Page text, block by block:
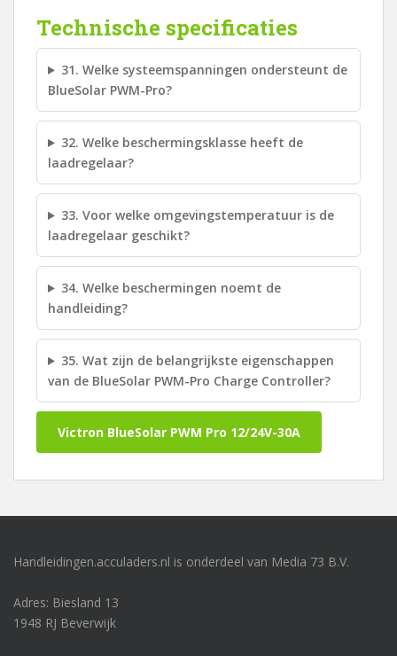
Technische specificaties
31. Welke systeemspanningen ondersteunt de
BlueSolar PWM-Pro?
32. Welke beschermingsklasse heeft de
laadregelaar?
33. Voor welke omgevingstemperatuur is de
laadregelaar geschikt?
34. Welke beschermingen noemt de
handleiding?
35. Wat zijn de belangrijkste eigenschappen
van de BlueSolar PWM-Pro Charge Controller?
Victron BlueSolar PWM Pro 12/24V-30A
Handleidingen.acculaders.nl is onderdeel van Media 73 B.V.
Adres: Biesland 13
1948 RJ Beverwijk